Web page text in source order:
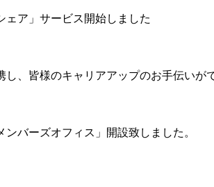
ェア」サービス開始しました
、皆様のキャリアアップのお手伝いが
バーズオフィス」開設致しました。